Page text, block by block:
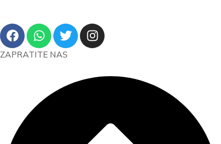
ZAPRATITE NAS